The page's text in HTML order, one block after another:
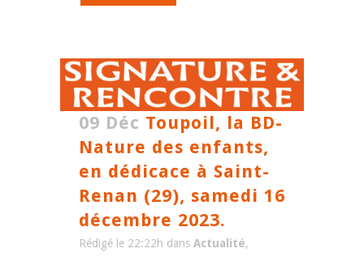
09 Déc Toupoil, la BD-
Nature des enfants,
en dédicace à Saint-
Renan (29), samedi 16
décembre 2023.
Rédigé le 22:22h dans Actualité,